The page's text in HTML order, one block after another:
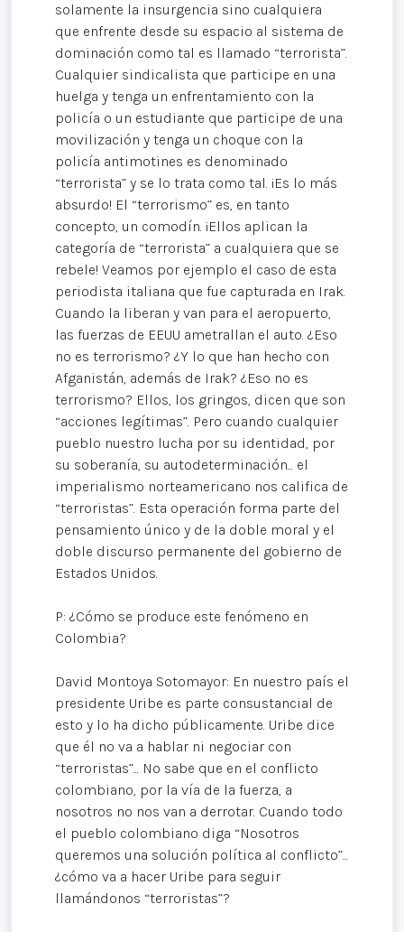
solamente la insurgencia sino cualquiera
que enfrente desde su espacio al sistema de
dominación como tal es llamado “terrorista”.
Cualquier sindicalista que participe en una
huelga y tenga un enfrentamiento con la
policía o un estudiante que participe de una
movilización y tenga un choque con la
policía antimotines es denominado
“terrorista” y se lo trata como tal. ¡Es lo más
absurdo! El “terrorismo” es, en tanto
concepto, un comodín. ¡Ellos aplican la
categoría de “terrorista” a cualquiera que se
rebele! Veamos por ejemplo el caso de esta
periodista italiana que fue capturada en Irak.
Cuando la liberan y van para el aeropuerto,
las fuerzas de EEUU ametrallan el auto. ¿Eso
no es terrorismo? ¿Y lo que han hecho con
Afganistán, además de Irak? ¿Eso no es
terrorismo? Ellos, los gringos, dicen que son
“acciones legítimas”. Pero cuando cualquier
pueblo nuestro lucha por su identidad, por
su soberanía, su autodeterminación... el
imperialismo norteamericano nos califica de
“terroristas”. Esta operación forma parte del
pensamiento único y de la doble moral y el
doble discurso permanente del gobierno de
Estados Unidos.
P: ¿Cómo se produce este fenómeno en
Colombia?
David Montoya Sotomayor: En nuestro país el
presidente Uribe es parte consustancial de
esto y lo ha dicho públicamente. Uribe dice
que él no va a hablar ni negociar con
“terroristas”... No sabe que en el conflicto
colombiano, por la vía de la fuerza, a
nosotros no nos van a derrotar. Cuando todo
el pueblo colombiano diga “Nosotros
queremos una solución política al conflicto”...
¿cómo va a hacer Uribe para seguir
llamándonos “terroristas”?